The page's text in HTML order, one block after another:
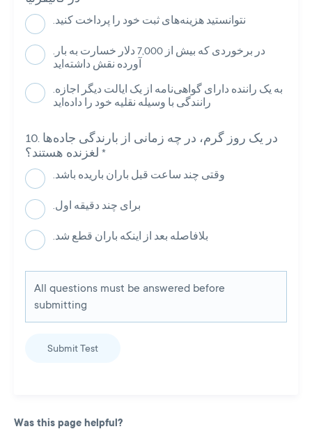
.نتوانستید هزینه‌های ثبت خود را پرداخت کنید
آورده نقش داشته‌اید
رانندگی با وسیله نقلیه خود را داده‌اید
در یک روز گرم، در چه زمانی از بارندگی جاده‌ها
*
.وقتی چند ساعت قبل باران باریده باشد
.برای چند دقیقه اول
.بلافاصله بعد از اینکه باران قطع شد
All questions must be answered before
submitting
Submit Test
Was this page helpful?